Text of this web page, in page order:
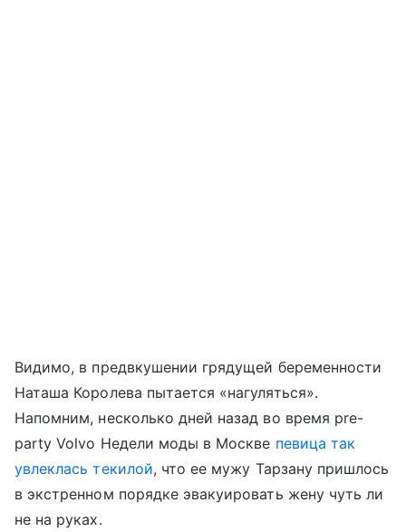
Видимо, в предвкушении грядущей беременности
Наташа Королева пытается «нагуляться».
Напомним, несколько дней назад во время pre-
party Volvo Недели моды в Москве певица так
увлеклась текилой, что ее мужу Тарзану пришлось
в экстренном порядке эвакуировать жену чуть ли
не на руках.